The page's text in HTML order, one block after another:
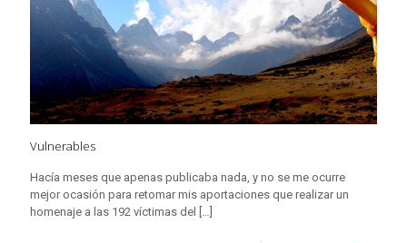
Vulnerables
Hacía meses que apenas publicaba nada, y no se me ocurre
mejor ocasión para retomar mis aportaciones que realizar un
homenaje a las 192 víctimas del […]